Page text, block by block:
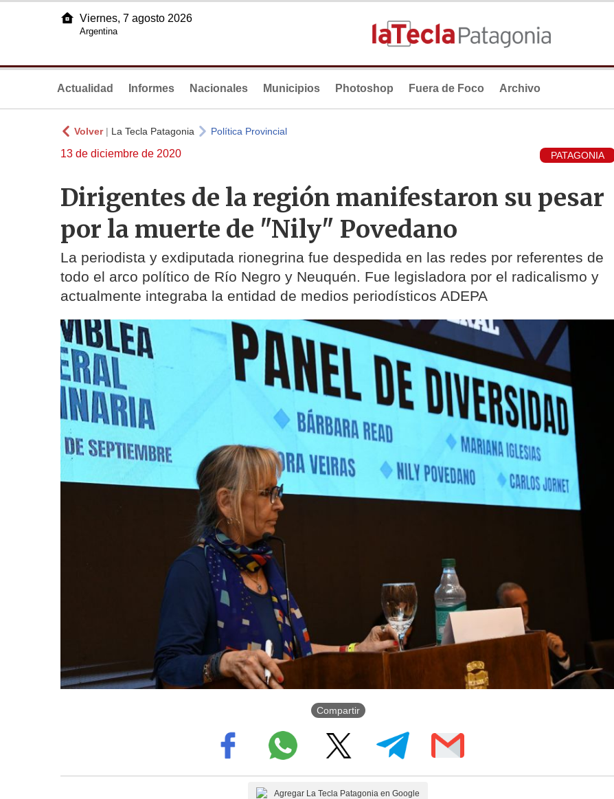
Viernes, 7 agosto 2026
Argentina
Actualidad Informes Nacionales Municipios Photoshop Fuera de Foco Archivo
Volver| La Tecla Patagonia Política Provincial
13 de diciembre de 2020 PATAGONIA
Dirigentes de la región manifestaron su pesar
por la muerte de "Nily" Povedano
La periodista y exdiputada rionegrina fue despedida en las redes por referentes de
todo el arco político de Río Negro y Neuquén. Fue legisladora por el radicalismo y
actualmente integraba la entidad de medios periodísticos ADEPA
Compartir
Agregar La Tecla Patagonia en Google